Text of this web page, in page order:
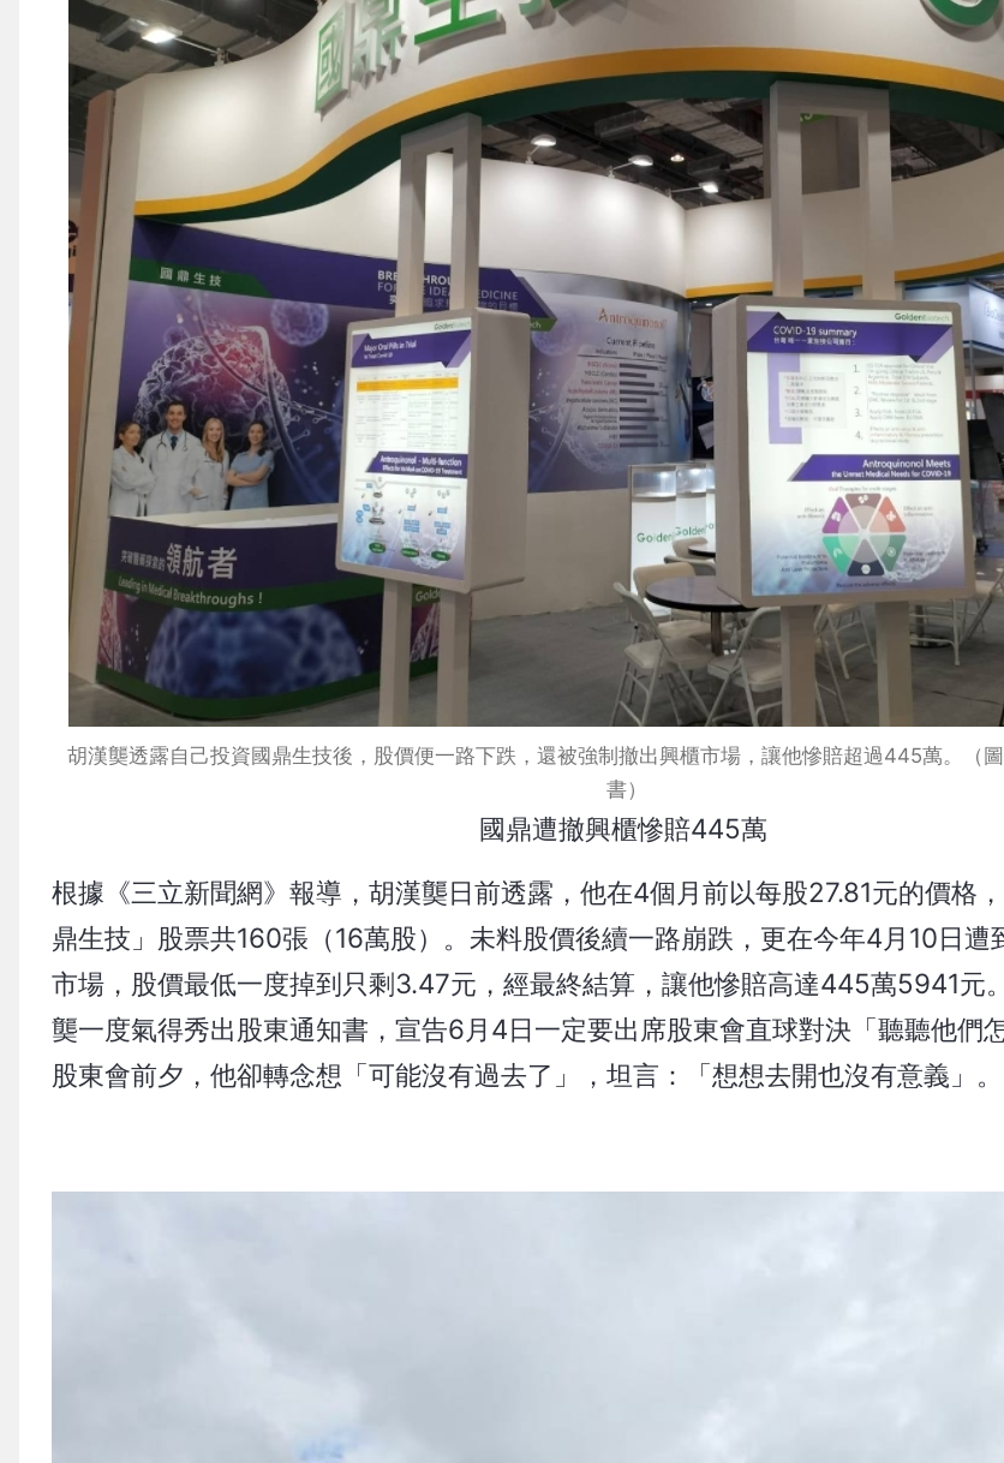
胡漢龑透露自己投資國鼎生技後，股價便一路下跌，還被強制撤出興櫃市場，讓他慘賠超過445萬。（
書）
國鼎遭撤興櫃慘賠445萬
根據《三立新聞網》報導，胡漢龑日前透露，他在4個月前以每股27.81元的價格
鼎生技」股票共160張（16萬股）。未料股價後續一路崩跌，更在今年4月10日遭
市場，股價最低一度掉到只剩3.47元，經最終結算，讓他慘賠高達445萬5941元
龑一度氣得秀出股東通知書，宣告6月4日一定要出席股東會直球對決「聽聽他們
股東會前夕，他卻轉念想「可能沒有過去了」，坦言：「想想去開也沒有意義」。